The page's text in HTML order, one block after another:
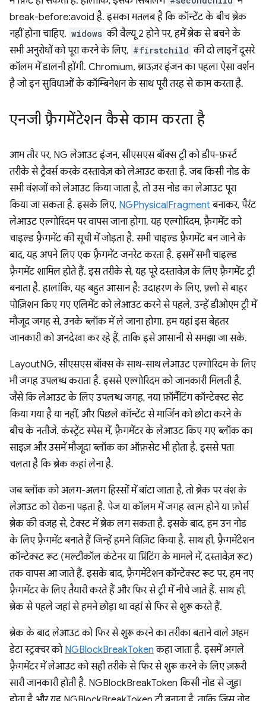
break-before:avoid है. इसका मतलब है कि कॉन्टेंट के बीच ब्रेक
नहीं होना चाहिए. widows की वैल्यू 2 होने पर, हमें ब्रेक से बचने के
सभी अनुरोधों को पूरा करने के लिए, #firstchild की दो लाइनें दूसरे
कॉलम में डालनी होंगी. Chromium, ब्राउज़र इंजन का पहला ऐसा वर्शन
है जो इन सुविधाओं के कॉम्बिनेशन के साथ पूरी तरह से काम करता है.
एनजी फ़्रैगमेंटेशन कैसे काम करता है
आम तौर पर, NG लेआउट इंजन, सीएसएस बॉक्स ट्री को डीप-फ़र्स्ट
तरीके से ट्रैवर्स करके दस्तावेज़ को लेआउट करता है. जब किसी नोड के
सभी वंशजों को लेआउट किया जाता है, तो उस नोड का लेआउट पूरा
किया जा सकता है. इसके लिए, NGPhysicalFragmentबनाकर, पैरंट
लेआउट एल्गोरिदम पर वापस जाना होगा. यह एल्गोरिदम, फ़्रैगमेंट को
चाइल्ड फ़्रैगमेंट की सूची में जोड़ता है. सभी चाइल्ड फ़्रैगमेंट बन जाने के
बाद, यह अपने लिए एक फ़्रैगमेंट जनरेट करता है. इसमें सभी चाइल्ड
फ़्रैगमेंट शामिल होते हैं. इस तरीके से, यह पूरे दस्तावेज़ के लिए फ़्रैगमेंट ट्री
बनाता है. हालांकि, यह बहुत आसान है: उदाहरण के लिए, फ़्लो से बाहर
पोज़िशन किए गए एलिमेंट को लेआउट करने से पहले, उन्हें डीओएम ट्री में
मौजूद जगह से, उनके ब्लॉक में ले जाना होगा. हम यहां इस बेहतर
जानकारी को अनदेखा कर रहे हैं, ताकि इसे आसानी से समझा जा सके.
LayoutNG, सीएसएस बॉक्स के साथ-साथ लेआउट एल्गोरिदम के लिए
भी जगह उपलब्ध कराता है. इससे एल्गोरिदम को जानकारी मिलती है,
जैसे कि लेआउट के लिए उपलब्ध जगह, नया फ़ॉर्मैटिंग कॉन्टेक्स्ट सेट
किया गया है या नहीं, और पिछले कॉन्टेंट से मार्जिन को छोटा करने के
बीच के नतीजे. कंस्ट्रेंट स्पेस में, फ़्रैगमेंटर के लेआउट किए गए ब्लॉक का
साइज़ और उसमें मौजूदा ब्लॉक का ऑफ़सेट भी होता है. इससे पता
चलता है कि ब्रेक कहां लेना है.
जब ब्लॉक को अलग-अलग हिस्सों में बांटा जाता है, तो ब्रेक पर वंश के
लेआउट को रोकना पड़ता है. पेज या कॉलम में जगह खत्म होने या फ़ोर्स
ब्रेक की वजह से, टेक्स्ट में ब्रेक लग सकता है. इसके बाद, हम उन नोड
के लिए फ़्रैगमेंट बनाते हैं जिन्हें हमने विज़िट किया है. साथ ही, फ़्रैगमेंटेशन
कॉन्टेक्स्ट रूट (मल्टीकॉल कंटेनर या प्रिंटिंग के मामले में, दस्तावेज़ रूट)
तक वापस आ जाते हैं. इसके बाद, फ़्रैगमेंटेशन कॉन्टेक्स्ट रूट पर, हम नए
फ़्रैगमेंटर के लिए तैयारी करते हैं और फिर से ट्री में नीचे जाते हैं. साथ ही,
ब्रेक से पहले जहां से हमने छोड़ा था वहां से फिर से शुरू करते हैं.
ब्रेक के बाद लेआउट को फिर से शुरू करने का तरीका बताने वाले अहम
डेटा स्ट्रक्चर को NGBlockBreakToken कहा जाता है. इसमें अगले
फ़्रैगमेंटर में लेआउट को सही तरीके से फिर से शुरू करने के लिए ज़रूरी
सारी जानकारी होती है. NGBlockBreakToken किसी नोड से जुड़ा